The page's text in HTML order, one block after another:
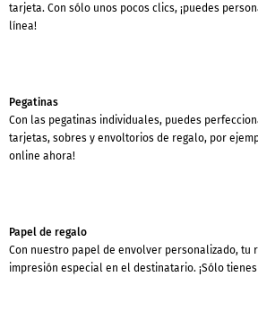
tarjeta. Con sólo unos pocos clics, ¡puedes
línea!
Pegatinas
Con las pegatinas individuales, puedes
tarjetas, sobres y envoltorios de regalo, por
online ahora!
Papel de regalo
Con nuestro papel de envolver personalizado, tu
impresión especial en el destinatario. ¡Sólo